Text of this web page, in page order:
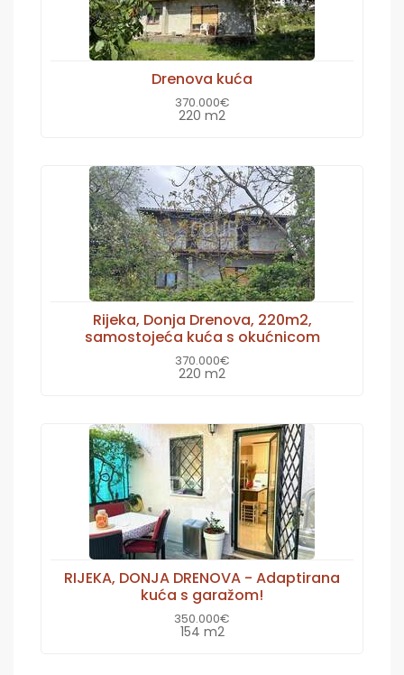
Drenova kuća
370.000€
220 m2
Rijeka, Donja Drenova, 220m2,
samostojeća kuća s okućnicom
370.000€
220 m2
RIJEKA, DONJA DRENOVA - Adaptirana
kuća s garažom!
350.000€
154 m2